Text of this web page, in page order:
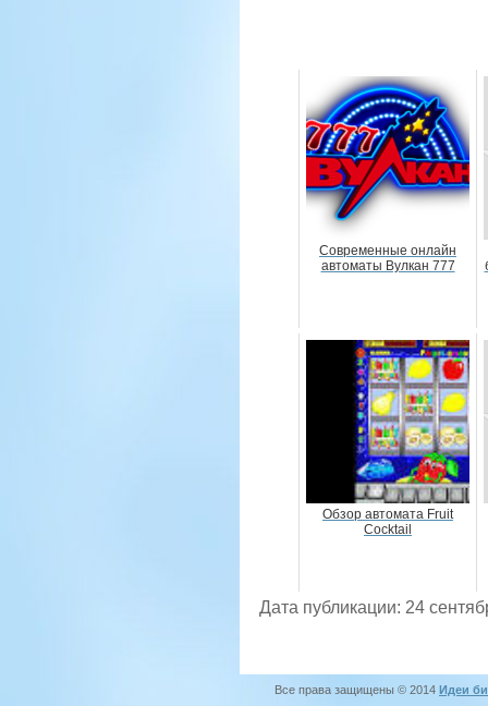
Современные онлайн
автоматы Вулкан 777
Обзор автомата Fruit
Cocktail
Дата публикации: 24
Все права защищены © 2014 Идеи